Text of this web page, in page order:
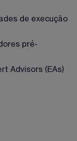
de execução
pré-
Advisors (EAs)